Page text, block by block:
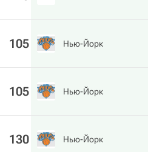
105 Нью-Йорк
105 Нью-Йорк
130 Нью-Йорк